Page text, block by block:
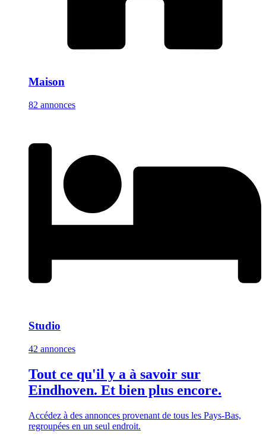
Maison
82 annonces
Studio
42 annonces
Tout ce qu'il y a à savoir sur
Eindhoven. Et bien plus encore.
Accédez à des annonces provenant de tous les Pays-Bas,
regroupées en un seul endroit.